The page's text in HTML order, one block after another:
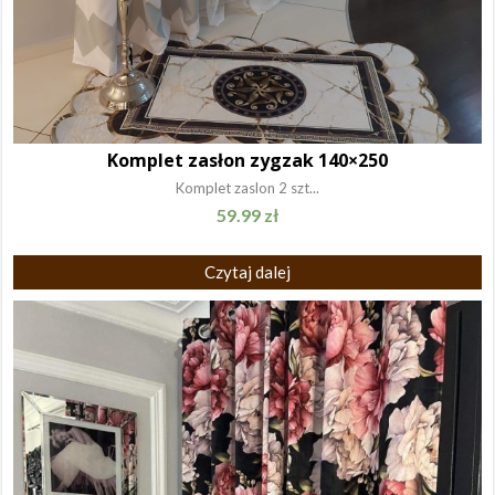
Komplet zasłon zygzak 140×250
Komplet zaslon 2 szt...
59.99 zł
Czytaj dalej